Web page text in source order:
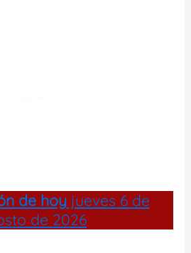
de hoyjueves 6 de
de 2026